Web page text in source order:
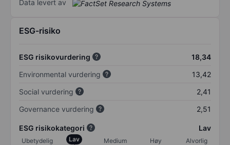
Data levert av
ESG-risiko
ESG risikovurdering
18,34
Environmental vurdering
13,42
Social vurdering
2,41
Governance vurdering
2,51
ESG risikokategori Lav
Ubetydelig Lav Medium Høy
Alvorlig